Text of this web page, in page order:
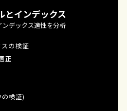
とインデックス
ンデックス適性を分析
の検証
正
検証)